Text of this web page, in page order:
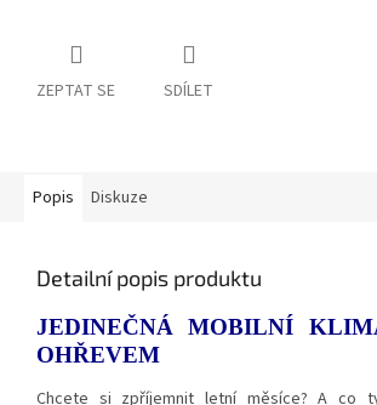
ZEPTAT SE SDÍLET
Popis Diskuze
Detailní popis produktu
JEDINEČNÁ MOBILNÍ
OHŘEVEM
Chcete si zpříjemnit letní měsíce? A co